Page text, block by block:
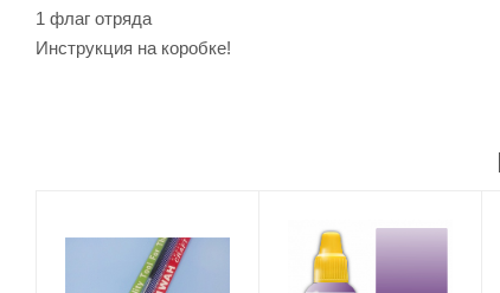
1 флаг отряда
Инструкция на коробке!